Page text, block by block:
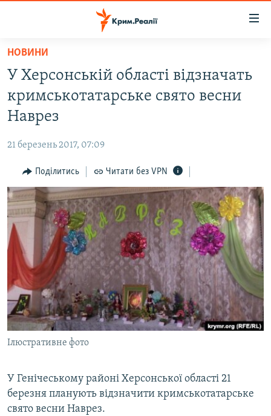
Перейти
основного
матеріалу
Перейти
до
основної
навігації
Перейти
до
пошуку
ВОДА.КРИМ
ВІДЕО ТА ФОТО
БЛОГИ
ПОГЛЯД
ІНТЕРВ'Ю
ВСЕ ЗА ДЕНЬ
СПЕЦПРОЕКТИ
ДЕПОРТАЦІЯ
ВІДЕОУРОКИ «ELIFBE»
СВІДЧЕННЯ ОКУПАЦІЇ
УКРАЇНСЬКА ПРОБЛЕМА КРИМУ
ІНФОГРАФІКА
ЯК ОБІЙТИ БЛОКУВАННЯ
Русский
Qırımtatar
ДОЛУЧАЙСЯ!
Усі сайти RFE/RL
НОВИНИ
У Херсонській області відзначать
кримськотатарське свято весни
Наврез
21 березень 2017, 07:09
Поділитись Читати без VPN
Ілюстративне фото
У Генічеському районі Херсонської області 21
березня планують відзначити кримськотатарське
свято весни Наврез.